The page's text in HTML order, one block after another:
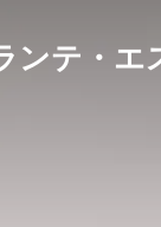
ンテ・エ